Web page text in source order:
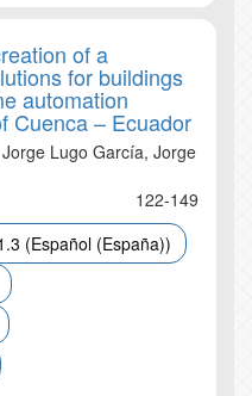
of a
for buildings
automation
Cuenca – Ecuador
Lugo García, Jorge
122-149
(Español (España))